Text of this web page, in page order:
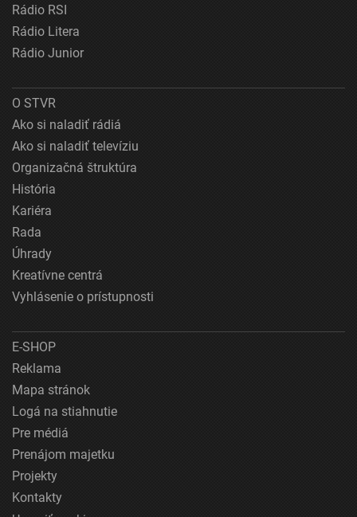
Rádio RSI
Rádio Litera
Rádio Junior
O STVR
Ako si naladiť rádiá
Ako si naladiť televíziu
Organizačná štruktúra
História
Kariéra
Rada
Úhrady
Kreatívne centrá
Vyhlásenie o prístupnosti
E-SHOP
Reklama
Mapa stránok
Logá na stiahnutie
Pre médiá
Prenájom majetku
Projekty
Kontakty